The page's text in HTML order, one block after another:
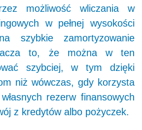
możliwość wliczania w
w pełnej wysokości
szybkie zamortyzowanie
to, że można w ten
szybciej, w tym dzięki
niż wówczas, gdy korzysta
rezerw finansowych
z kredytów albo pożyczek.